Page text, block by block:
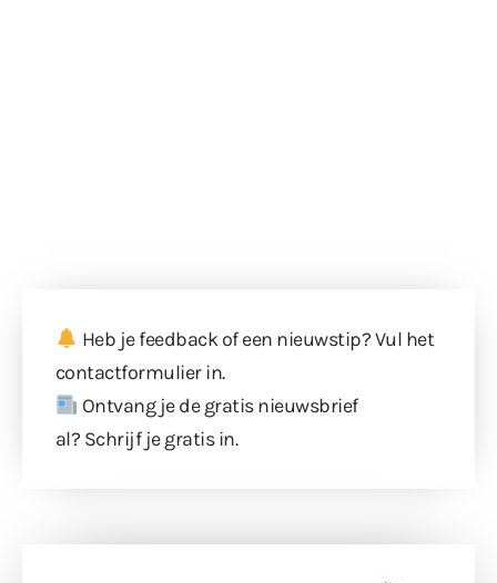
Heb je feedback of een nieuwstip? Vul het
contactformulierin.
Ontvang je de gratis nieuwsbrief
al? Schrijf je gratis in.